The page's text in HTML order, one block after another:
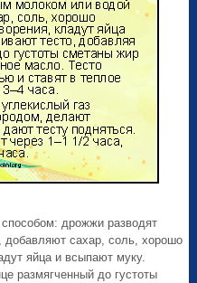
способом: дрожжи разводят
сахар, соль, хорошо
яйца и всыпают муку.
размягченный до густоты